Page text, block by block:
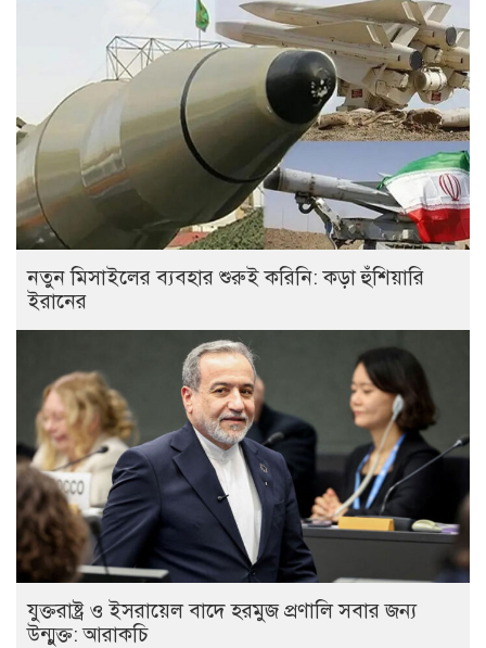
নতুন মিসাইলের ব্যবহার শুরুই করিনি: কড়া হুঁশিয়ারি
ইরানের
যুক্তরাষ্ট্র ও ইসরায়েল বাদে হরমুজ প্রণালি সবার জন্য
উন্মুক্ত: আরাকচি